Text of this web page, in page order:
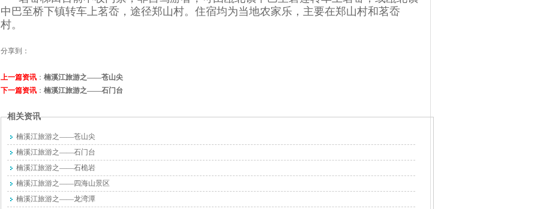
中巴至桥下镇转车上茗岙，途径郑山村。住宿均为当地农家乐，主要在郑山村和茗岙
村。
分享到：
上一篇资讯 ： 楠溪江旅游之——苍山尖
下一篇资讯 ： 楠溪江旅游之——石门台
相关资讯
楠溪江旅游之——苍山尖
楠溪江旅游之——石门台
楠溪江旅游之——石桅岩
楠溪江旅游之——四海山景区
楠溪江旅游之——龙湾潭